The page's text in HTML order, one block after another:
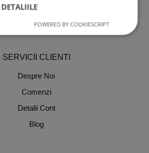
Ingrijire Personala
Stilizare Sprancene
SERVICII CLIENTI
Despre Noi
Comenzi
Detalii Cont
Blog
POWERED BY COOKIESCRIPT